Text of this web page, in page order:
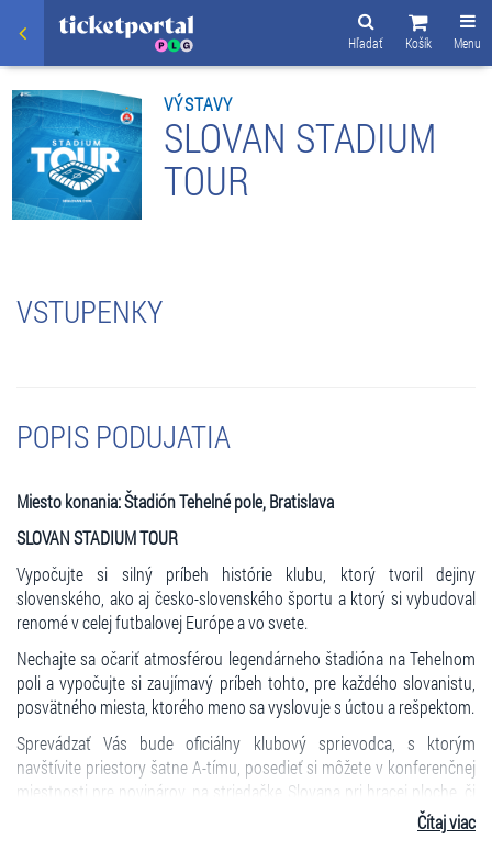
Menu
Košík
Hľadať
VÝSTAVY
SLOVAN STADIUM
TOUR
VSTUPENKY
POPIS PODUJATIA
Miesto konania: Štadión Tehelné pole, Bratislava
SLOVAN STADIUM TOUR
Vypočujte si silný príbeh histórie klubu, ktorý tvoril dejiny
slovenského, ako aj česko-slovenského športu a ktorý si vybudoval
renomé v celej futbalovej Európe a vo svete.
Nechajte sa očariť atmosférou legendárneho štadióna na Tehelnom
poli a vypočujte si zaujímavý príbeh tohto, pre každého slovanistu,
posvätného miesta, ktorého meno sa vyslovuje s úctou a rešpektom.
Sprevádzať Vás bude oficiálny klubový sprievodca, s ktorým
navštívite priestory šatne A-tímu, posedieť si môžete v konferenčnej
miestnosti pre novinárov, na striedačke Slovana pri hracej ploche, či
vo VIP priestoroch. Prehliadka bude ukončená v priestoroch
Čítaj viac